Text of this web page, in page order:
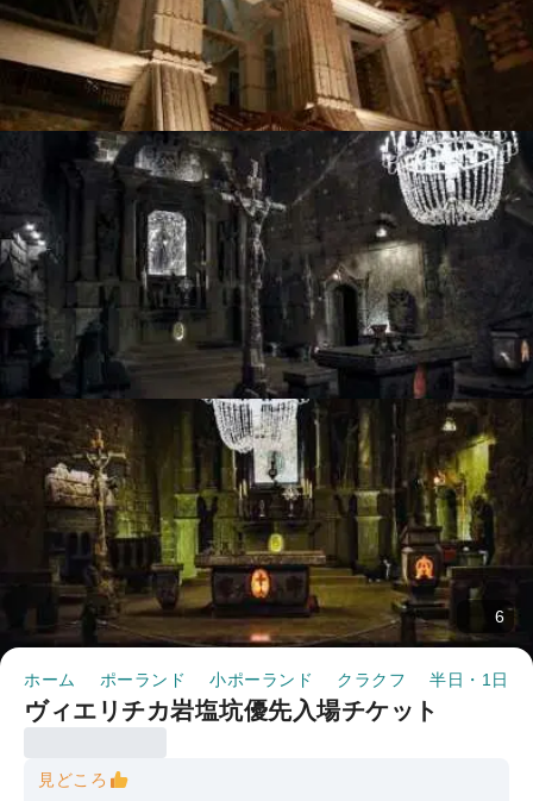
6
ホーム ポーランド 小ポーランド クラクフ 半日・1日ツ
ヴィエリチカ岩塩坑優先入場チケット
見どころ